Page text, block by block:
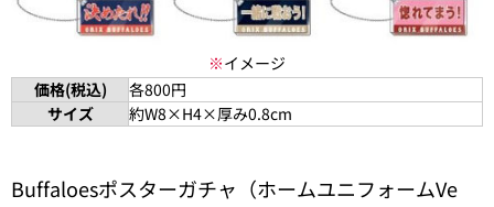
※イメージ
価格(税込)
各800円
サイズ
約W8×H4×厚み0.8cm
Buffaloesポスターガチャ（ホームユニフォームVe